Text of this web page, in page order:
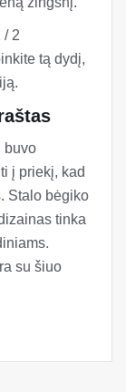
/ 2
tą dydį,
buvo
į priekį, kad
Stalo bėgiko
tinka
su šiuo